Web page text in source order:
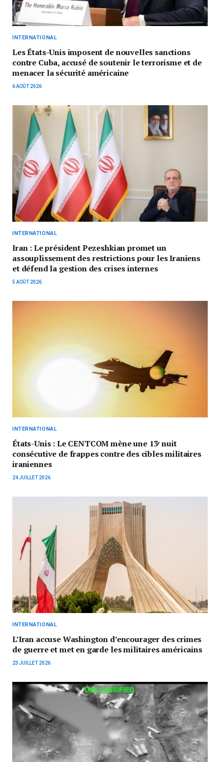
INTERNATIONAL
Les États-Unis imposent de nouvelles sanctions
contre Cuba, accusé de soutenir le terrorisme et de
menacer la sécurité américaine
6 AOÛT 2026
INTERNATIONAL
Iran : Le président Pezeshkian promet un
assouplissement des restrictions pour les Iraniens
et défend la gestion des crises internes
5 AOÛT 2026
INTERNATIONAL
États-Unis : Le CENTCOM mène une 13ᵉ nuit
consécutive de frappes contre des cibles militaires
iraniennes
24 JUILLET 2026
INTERNATIONAL
L’Iran accuse Washington d’encourager des crimes
de guerre et met en garde les militaires américains
23 JUILLET 2026